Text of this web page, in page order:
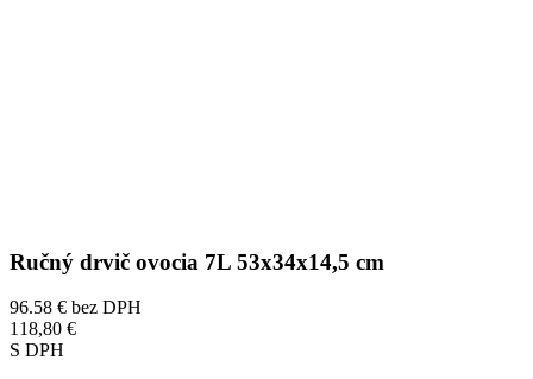
Ručný drvič ovocia 7L 53x34x14,5 cm
96.58 € bez DPH
118,80 €
S DPH